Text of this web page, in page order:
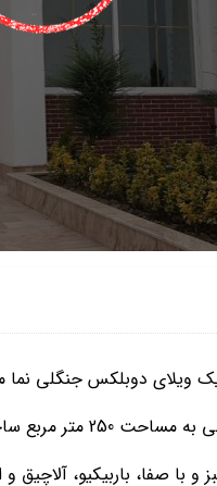
مستر، با بنای 190
و با صفا، باربیکیو،